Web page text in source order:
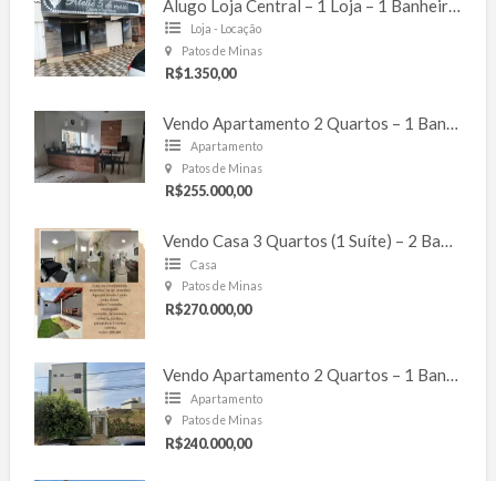
Loja - Locação
Patos de Minas
R$1.350,00
Vendo Apartamento 2 Quartos – 1 Banheiro – 1 Vaga – Laranjeiras
Apartamento
Patos de Minas
R$255.000,00
Vendo Casa 3 Quartos (1 Suíte) – 2 Banheiros – 2 Vagas – 127m² – Cond. Moradas – Bela Vista
Casa
Patos de Minas
R$270.000,00
Vendo Apartamento 2 Quartos – 1 Banheiro – 1 Vaga – 57m² – Ipanema
Apartamento
Patos de Minas
R$240.000,00